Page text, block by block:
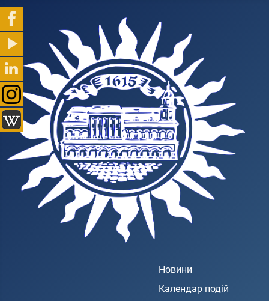
Новини
Календар подій